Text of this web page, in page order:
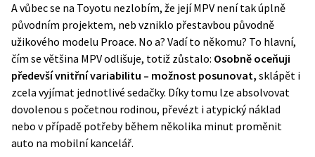
A vůbec se na Toyotu nezlobím, že její MPV není tak úplně
původním projektem, neb vzniklo přestavbou původně
užikového modelu Proace. No a? Vadí to někomu? To hlavní,
čím se většina MPV odlišuje, totiž zůstalo: Osobně oceňuji
předevší vnitřní variabilitu – možnost posunovat, sklápět i
zcela vyjímat jednotlivé sedačky. Díky tomu lze absolvovat
dovolenou s početnou rodinou, převézt i atypický náklad
nebo v případě potřeby během několika minut proměnit
auto na mobilní kancelář.